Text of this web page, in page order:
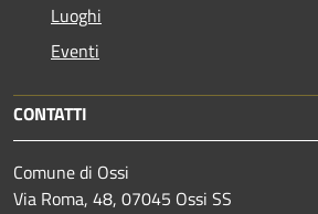
Luoghi
Eventi
CONTATTI
Comune di Ossi
Via Roma, 48, 07045 Ossi SS